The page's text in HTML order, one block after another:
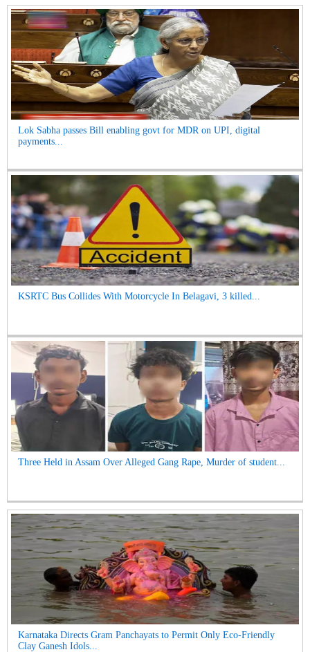
Lok Sabha passes Bill enabling govt for MDR on UPI, digital
payments...
KSRTC Bus Collides With Motorcycle In Belagavi, 3 killed...
Three Held in Assam Over Alleged Gang Rape, Murder of student...
Karnataka Directs Gram Panchayats to Permit Only Eco-Friendly
Clay Ganesh Idols...